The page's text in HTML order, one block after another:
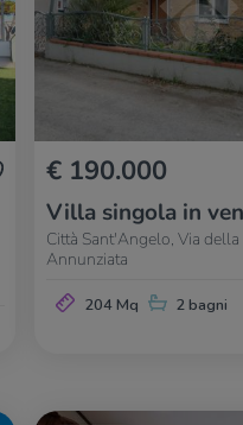
€ 190.000
Villa singola in
Città Sant'Angelo, Via
Annunziata
204 Mq 2 bagni